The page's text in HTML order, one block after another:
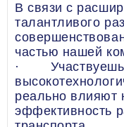
В связи с
талантливого
частью нашей
· Участвуешь
реально влияют
эффективность